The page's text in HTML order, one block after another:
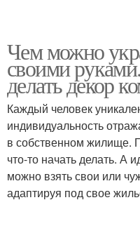
Чем можно
своими
делать декор
Каждый человек
индивидуальность
в собственном жилище.
что-то начать делать. А
можно взять свои или
адаптируя под свое